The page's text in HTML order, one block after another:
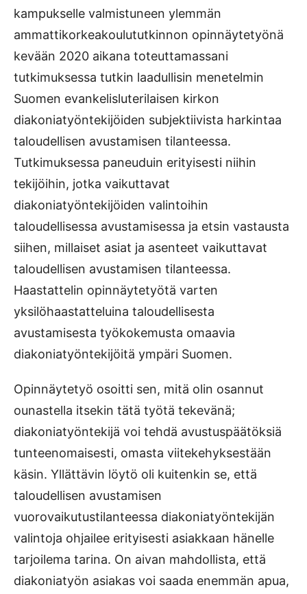
kampukselle valmistuneen ylemmän
ammattikorkeakoulututkinnon opinnäytetyönä
kevään 2020 aikana toteuttamassani
tutkimuksessa tutkin laadullisin menetelmin
Suomen evankelisluterilaisen kirkon
diakoniatyöntekijöiden subjektiivista harkintaa
taloudellisen avustamisen tilanteessa.
Tutkimuksessa paneuduin erityisesti niihin
tekijöihin, jotka vaikuttavat
diakoniatyöntekijöiden valintoihin
taloudellisessa avustamisessa ja etsin vastausta
siihen, millaiset asiat ja asenteet vaikuttavat
taloudellisen avustamisen tilanteessa.
Haastattelin opinnäytetyötä varten
yksilöhaastatteluina taloudellisesta
avustamisesta työkokemusta omaavia
diakoniatyöntekijöitä ympäri Suomen.
Opinnäytetyö osoitti sen, mitä olin osannut
ounastella itsekin tätä työtä tekevänä;
diakoniatyöntekijä voi tehdä avustuspäätöksiä
tunteenomaisesti, omasta viitekehyksestään
käsin. Yllättävin löytö oli kuitenkin se, että
taloudellisen avustamisen
vuorovaikutustilanteessa diakoniatyöntekijän
valintoja ohjailee erityisesti asiakkaan hänelle
tarjoilema tarina. On aivan mahdollista, että
diakoniatyön asiakas voi saada enemmän apua,